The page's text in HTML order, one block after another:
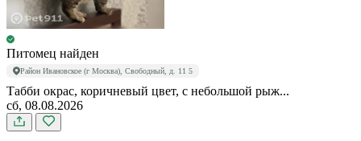
Питомец найден
Район Ивановское (г Москва), Свободный, д. 11 5
Табби окрас, коричневый цвет, с небольшой рыж...
сб, 08.08.2026